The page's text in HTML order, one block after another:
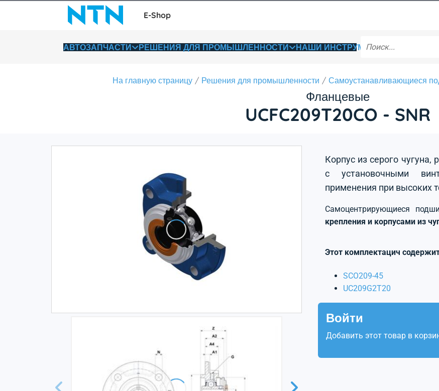
E-Shop
АВТОЗАПЧАСТИ РЕШЕНИЯ ДЛЯ ПРОМЫШЛЕННОСТИ НАШИ ИНСТРУМЕНТЫ
На главную страницу Решения для промышленности Самоустанавливающиеся
Фланцевые
UCFC209T20CO - SNR
Корпус из серого
с установочными
применения при высоких
Самоцентрирующиеся
крепления и корпусами из
Этот комплектацич
SCO209-45
UC209G2T20
Войти
Добавить этот товар в